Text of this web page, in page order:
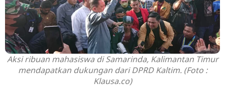
Aksi ribuan mahasiswa di Samarinda, Kalimantan Timur
mendapatkan dukungan dari DPRD Kaltim. (Foto :
Klausa.co)